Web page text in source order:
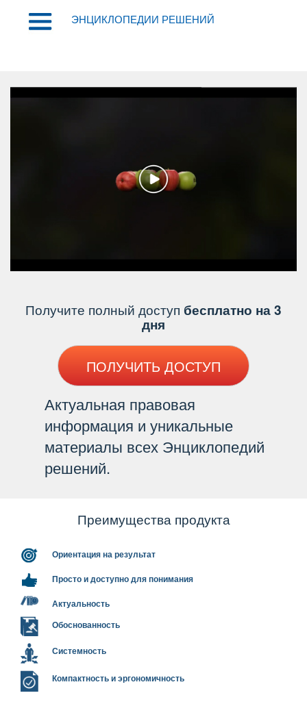
ЭНЦИКЛОПЕДИИ РЕШЕНИЙ
Получите полный доступ есплатно на 3
дня
ПОЛУЧИТЬ ДОСТУП
Актуальная правовая
информация и уникальные
материалы всех Энциклопедий
решений.
Преимущества продукта
Ориентация на результат
Просто и доступно для понимания
Актуальность
Обоснованность
Системность
Компактность и эргономичность